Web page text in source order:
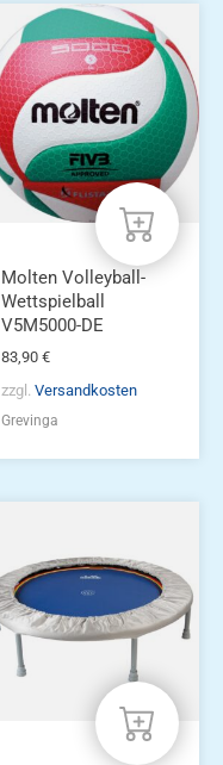
Molten Volleyball-
Wettspielball
V5M5000-DE
83,90 €
zzgl. Versandkosten
Grevinga